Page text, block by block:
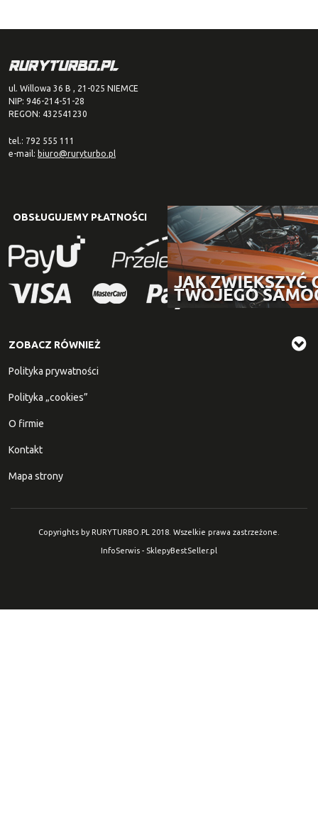
ul. Willowa 36 B , 21-025 NIEMCE
NIP: 946-214-51-28
REGON: 432541230
tel.: 792 555 111
e-mail: biuro@ruryturbo.pl
OBSŁUGUJEMY PŁATNOŚCI
ZOBACZ RÓWNIEŻ
Polityka prywatności
Polityka „cookies”
O firmie
Kontakt
Mapa strony
Copyrights by RURYTURBO.PL 2018. Wszelkie prawa zastrzeżone.
InfoSerwis - SklepyBestSeller.pl